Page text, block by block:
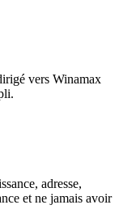
vers Winamax
adresse,
et ne jamais avoir